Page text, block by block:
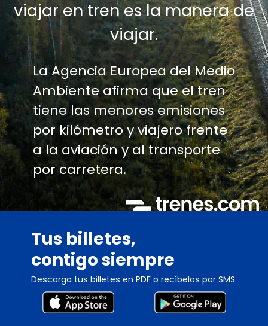
viajar en tren es la manera de
viajar.
La Agencia Europea del Medio
Ambiente afirma que el tren
tiene las menores emisiones
por kilómetro y viajero frente
a la aviación y al transporte
por carretera.
Tus billetes,
contigo siempre
Descarga tus billetes en PDF o recíbelos por SMS.